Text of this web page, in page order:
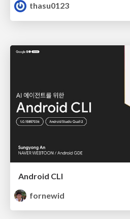
thasu0123
Android CLI
fornewid